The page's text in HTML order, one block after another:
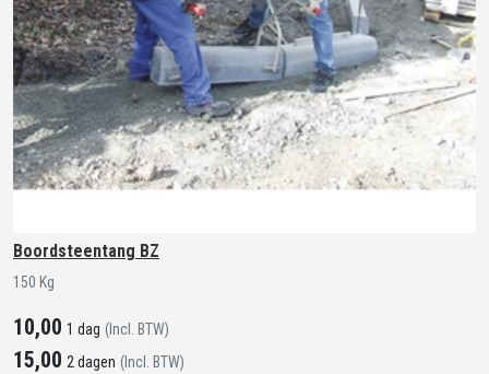
Boordsteentang BZ
150 Kg
10,00 1 dag (Incl. BTW)
15,00 2 dagen (Incl. BTW)